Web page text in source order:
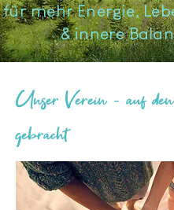
für mehr Energie,
& innere
Unser Verein - auf
gebracht